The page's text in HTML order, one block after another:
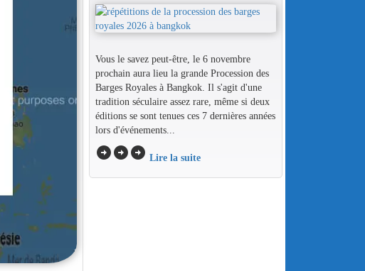
Vous le savez peut-être, le 6 novembre
prochain aura lieu la grande Procession des
Barges Royales à Bangkok. Il s'agit d'une
tradition séculaire assez rare, même si deux
éditions se sont tenues ces 7 dernières années
lors d'événements...
arrow_circle_rightarrow_circle_rightarrow_circle_right Lire la suite